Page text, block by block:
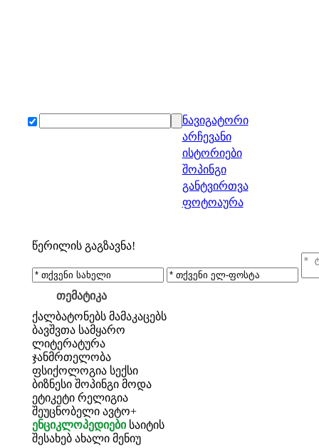
ნავიგატორი
არჩევანი
ისტორიები
შოპინგი
განტვირთვა
ფოტოაურა
წერილის გაგზავნა!
თემატიკა
ქალბატონებს მამაკაცებს
ბავშვთა სამყარო
ლიტერატურა
ჯანმრთელობა
ფსიქოლოგია სექსი
ბიზნესი შოპინგი მოდა
ეტიკეტი რელიგია
შეუცნობელი ავტო+
ენციკლოპედიები საიტის
შესახებ ახალი მენიუ